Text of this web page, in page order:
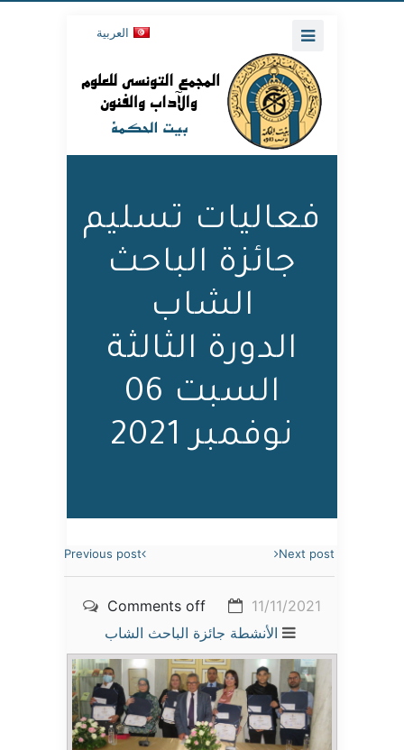
العربية
فعاليات تسليم
جائزة الباحث
الشاب
الدورة الثالثة
السبت 06
نوفمبر 2021
Previous post Next post
11/11/2021
Comments off
الأنشطة جائزة الباحث الشاب